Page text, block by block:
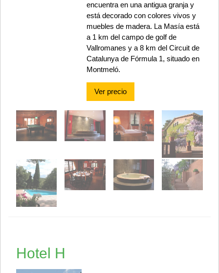
encuentra en una antigua granja y
está decorado con colores vivos y
muebles de madera. La Masía está
a 1 km del campo de golf de
Vallromanes y a 8 km del Circuit de
Catalunya de Fórmula 1, situado en
Montmeló.
Ver precio
Hotel H